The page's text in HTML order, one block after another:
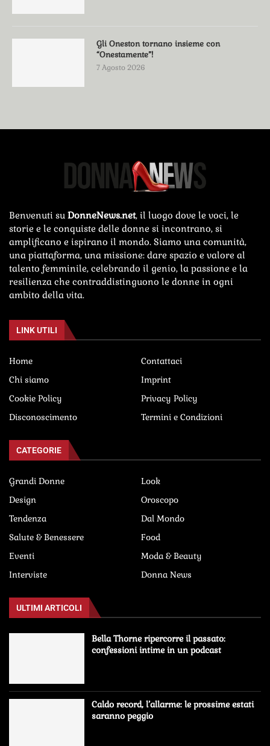
Gli Oneston tornano insieme con
“Onestamente”!
7 Agosto 2026
Benvenuti su DonneNews.net, il luogo dove le voci, le
storie e le conquiste delle donne si incontrano, si
amplificano e ispirano il mondo. Siamo una comunità,
una piattaforma, una missione: dare spazio e valore al
talento femminile, celebrando il genio, la passione e la
resilienza che contraddistinguono le donne in ogni
ambito della vita.
LINK UTILI
Home
Contattaci
Chi siamo
Imprint
Cookie Policy
Privacy Policy
Disconoscimento
Termini e Condizioni
CATEGORIE
Grandi Donne
Look
Design
Oroscopo
Tendenza
Dal Mondo
Salute & Benessere
Food
Eventi
Moda & Beauty
Interviste
Donna News
ULTIMI ARTICOLI
Bella Thorne ripercorre il passato:
confessioni intime in un podcast
Caldo record, l’allarme: le prossime estati
saranno peggio